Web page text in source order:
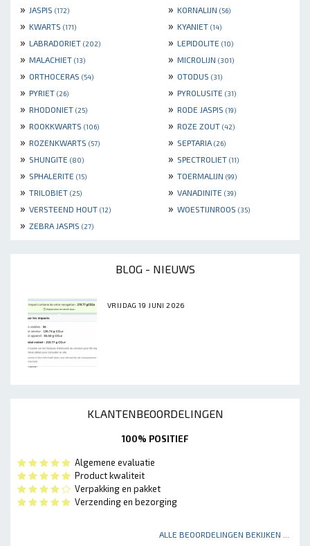
» JASPIS (172) » KORNALIJN (56)
» KWARTS (171) » KYANIET (14)
» LABRADORIET (202) » LEPIDOLITE (10)
» MALACHIET (13) » MICROLIJN (301)
» ORTHOCERAS (54) » OTODUS (31)
» PYRIET (26) » PYROLUSITE (31)
» RHODONIET (25) » RODE JASPIS (19)
» ROOKKWARTS (106) » ROZE ZOUT (42)
» ROZENKWARTS (57) » SEPTARIA (26)
» SHUNGITE (80) » SPECTROLIET (11)
» SPHALERITE (15) » TOERMALIJN (99)
» TRILOBIET (25) » VANADINITE (39)
» VERSTEEND HOUT (12) » WOESTIJNROOS (35)
» ZEBRA JASPIS (27)
BLOG - NIEUWS
VRIJDAG 19 JUNI 2026
KLANTENBEOORDELINGEN
100% POSITIEF
Algemene evaluatie
Product kwaliteit
Verpakking en pakket
Verzending en bezorging
ALLE BEOORDELINGEN BEKIJKEN ...